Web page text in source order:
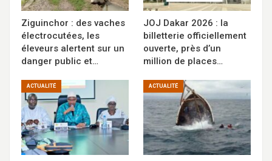
Ziguinchor : des vaches
électrocutées, les
éleveurs alertent sur un
danger public et…
JOJ Dakar 2026 : la
billetterie officiellement
ouverte, près d’un
million de places…
ACTUALITÉ ACTUALITÉ